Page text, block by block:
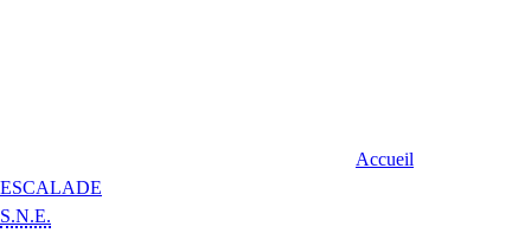
Accueil
ESCALADE
S.N.E.